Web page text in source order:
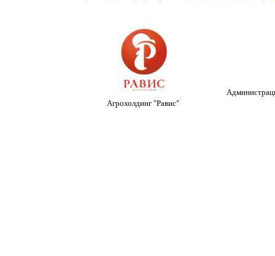
Агрохолдинг "Равис"